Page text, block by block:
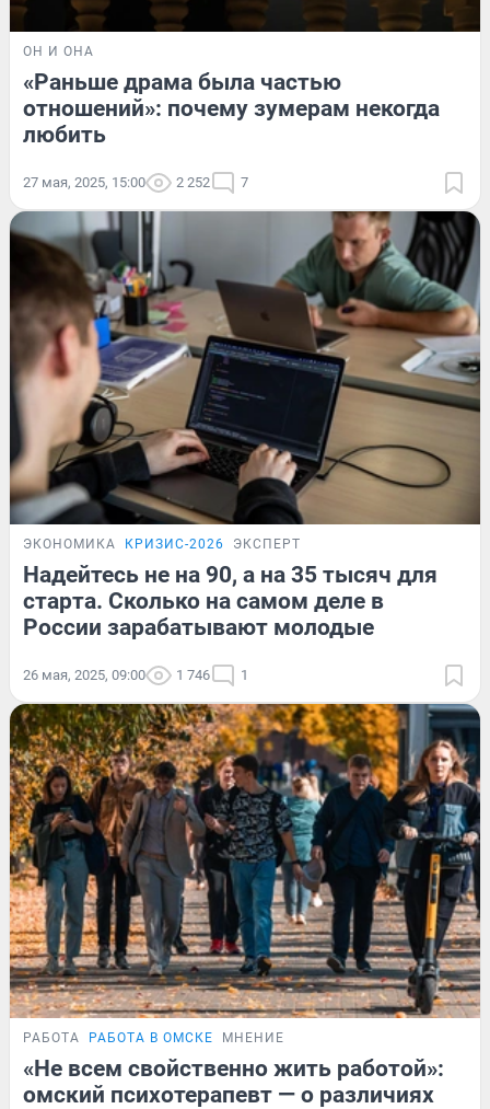
ОН И ОНА
«Раньше драма была частью
отношений»: почему зумерам некогда
любить
27 мая, 2025, 15:00 2 252 7
ЭКОНОМИКА КРИЗИС-2026 ЭКСПЕРТ
Надейтесь не на 90, а на 35 тысяч для
старта. Сколько на самом деле в
России зарабатывают молодые
26 мая, 2025, 09:00 1 746 1
РАБОТА РАБОТА В ОМСКЕ МНЕНИЕ
«Не всем свойственно жить работой»:
омский психотерапевт — о различиях